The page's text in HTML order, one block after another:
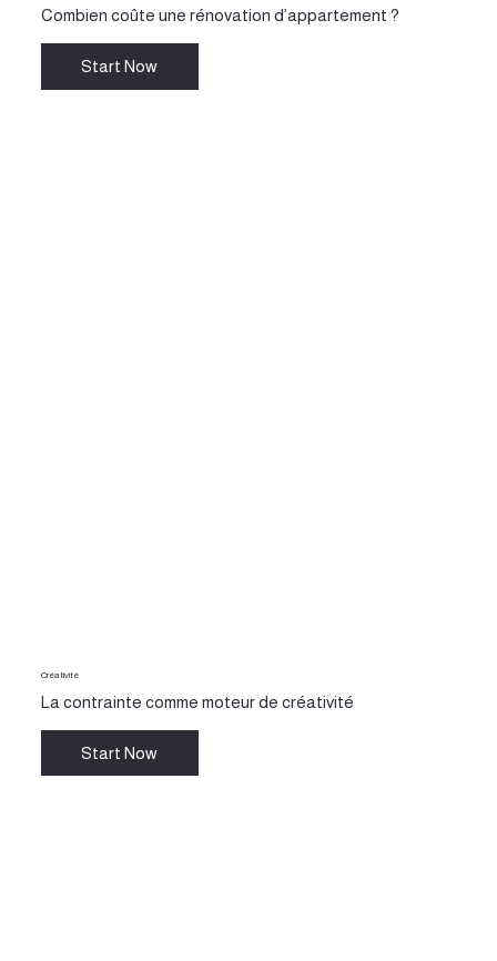
Combien coûte une rénovation d’appartement ?
Start Now
Créativité
La contrainte comme moteur de créativité
Start Now